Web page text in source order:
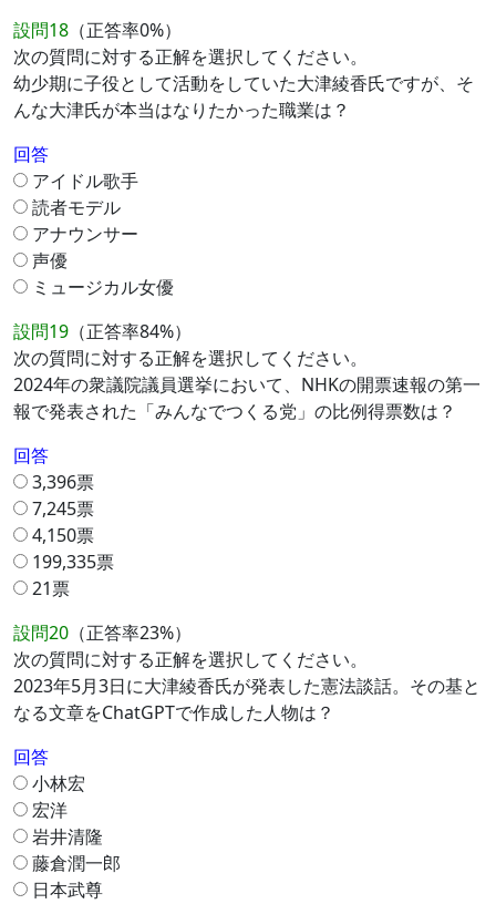
設問18 （正答率0%）
次の質問に対する正解を選択してください。
幼少期に子役として活動をしていた大津綾香氏ですが、そ
んな大津氏が本当はなりたかった職業は？
回答
アイドル歌手
読者モデル
アナウンサー
声優
ミュージカル女優
設問19 （正答率84%）
次の質問に対する正解を選択してください。
2024年の衆議院議員選挙において、NHKの開票速報の第一
報で発表された「みんなでつくる党」の比例得票数は？
回答
3,396票
7,245票
4,150票
199,335票
21票
設問20 （正答率23%）
次の質問に対する正解を選択してください。
2023年5月3日に大津綾香氏が発表した憲法談話。その基と
なる文章をChatGPTで作成した人物は？
回答
小林宏
宏洋
岩井清隆
藤倉潤一郎
日本武尊